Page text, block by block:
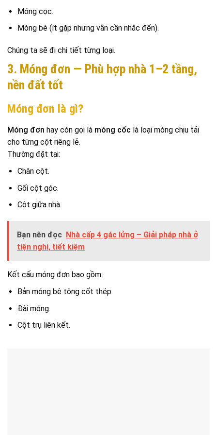
Móng cọc.
Móng bè (ít gặp nhưng vẫn cần nhắc đến).
Chúng ta sẽ đi chi tiết từng loại.
3. Móng đơn — Phù hợp nhà 1–2 tầng,
nền đất tốt
Móng đơn là gì?
Móng đơn hay còn gọi là móng cốc là loại móng chịu tải
cho từng cột riêng lẻ.
Thường đặt tại:
Chân cột.
Gối cột góc.
Cột giữa nhà.
Bạn nên đọc Nhà cấp 4 gác lửng – Giải pháp nhà ở
tiện nghi, tiết kiệm
Kết cấu móng đơn bao gồm:
Bản móng bê tông cốt thép.
Đài móng.
Cột trụ liên kết.